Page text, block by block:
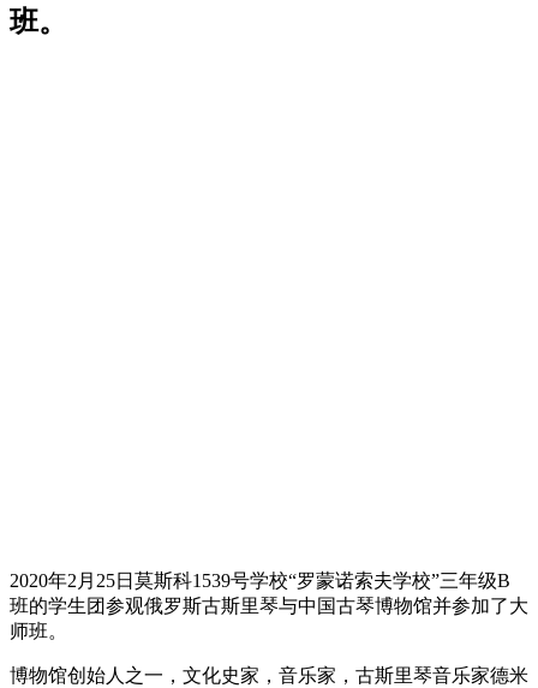
班。
2020年2月25日莫斯科1539号学校“罗蒙诺索夫学校”三年级B
班的学生团参观俄罗斯古斯里琴与中国古琴博物馆并参加了大
师班。
博物馆创始人之一，文化史家，音乐家，古斯里琴音乐家德米